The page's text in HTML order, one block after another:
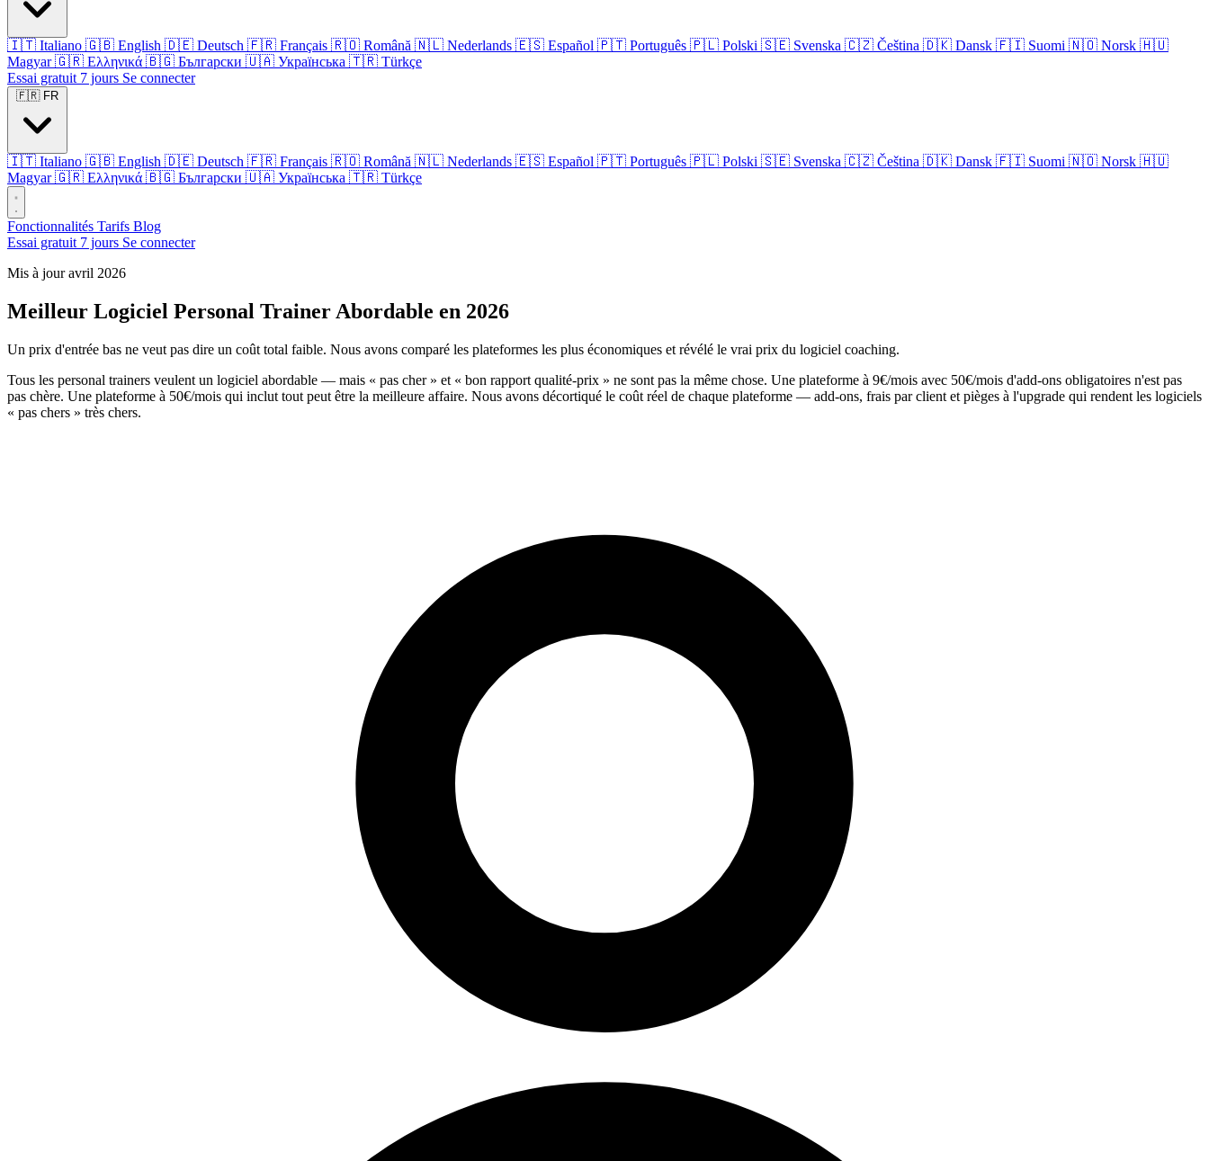
🇮🇹 Italiano 🇬🇧 English 🇩🇪 Deutsch 🇫🇷 Français 🇷🇴 Română 🇳🇱 Nederlands 🇪🇸 Español 🇵🇹 Português 🇵🇱 Polski 🇸🇪 Svenska 🇨🇿 Čeština 🇩🇰 Dansk 🇫🇮 Suomi 🇳🇴 Norsk 🇭🇺
Magyar 🇬🇷 Ελληνικά 🇧🇬 Български 🇺🇦 Українська 🇹🇷 Türkçe
Essai gratuit 7 jours Se connecter
🇫🇷 FR
🇮🇹 Italiano 🇬🇧 English 🇩🇪 Deutsch 🇫🇷 Français 🇷🇴 Română 🇳🇱 Nederlands 🇪🇸 Español 🇵🇹 Português 🇵🇱 Polski 🇸🇪 Svenska 🇨🇿 Čeština 🇩🇰 Dansk 🇫🇮 Suomi 🇳🇴 Norsk 🇭🇺
Magyar 🇬🇷 Ελληνικά 🇧🇬 Български 🇺🇦 Українська 🇹🇷 Türkçe
Fonctionnalités Tarifs Blog
Essai gratuit 7 jours Se connecter
Mis à jour avril 2026
Meilleur Logiciel Personal Trainer Abordable en 2026
Un prix d'entrée bas ne veut pas dire un coût total faible. Nous avons comparé les plateformes les plus économiques et révélé le vrai prix du logiciel coaching.
Tous les personal trainers veulent un logiciel abordable — mais « pas cher » et « bon rapport qualité-prix » ne sont pas la même chose. Une plateforme à 9€/mois avec 50€/mois d'add-ons obligatoires n'est pas
pas chère. Une plateforme à 50€/mois qui inclut tout peut être la meilleure affaire. Nous avons décortiqué le coût réel de chaque plateforme — add-ons, frais par client et pièges à l'upgrade qui rendent les logiciels
« pas chers » très chers.